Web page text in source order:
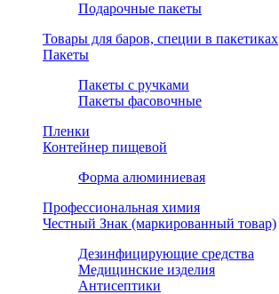
Подарочные пакеты
Товары для баров, специи в пакетиках
Пакеты
Пакеты с ручками
Пакеты фасовочные
Пленки
Контейнер пищевой
Форма алюминиевая
Профессиональная химия
Честный Знак (маркированный товар)
Дезинфицирующие средства
Медицинские изделия
Антисептики